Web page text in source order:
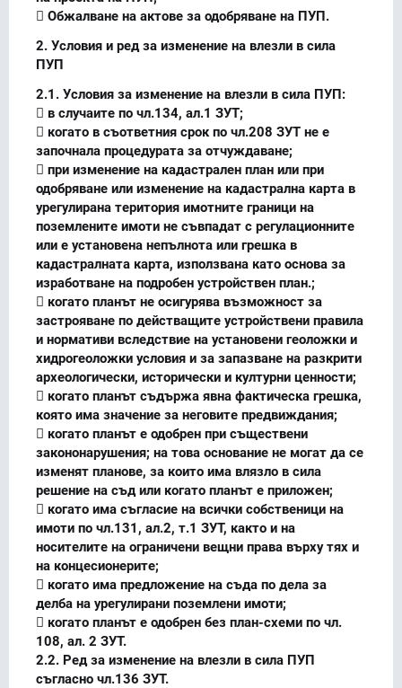
 Обжалване на актове за одобряване на ПУП.
2. Условия и ред за изменение на влезли в сила
ПУП
2.1. Условия за изменение на влезли в сила ПУП:
 в случаите по чл.134, ал.1 ЗУТ;
 когато в съответния срок по чл.208 ЗУТ не е
започнала процедурата за отчуждаване;
 при изменение на кадастрален план или при
одобряване или изменение на кадастрална карта в
урегулирана територия имотните граници на
поземлените имоти не съвпадат с регулационните
или е установена непълнота или грешка в
кадастралната карта, използвана като основа за
изработване на подробен устройствен план.;
 когато планът не осигурява възможност за
застрояване по действащите устройствени правила
и нормативи вследствие на установени геоложки и
хидрогеоложки условия и за запазване на разкрити
археологически, исторически и културни ценности;
 когато планът съдържа явна фактическа грешка,
която има значение за неговите предвиждания;
 когато планът е одобрен при съществени
закононарушения; на това основание не могат да се
изменят планове, за които има влязло в сила
решение на съд или когато планът е приложен;
 когато има съгласие на всички собственици на
имоти по чл.131, ал.2, т.1 ЗУТ, както и на
носителите на ограничени вещни права върху тях и
на концесионерите;
 когато има предложение на съда по дела за
делба на урегулирани поземлени имоти;
 когато планът е одобрен без план-схеми по чл.
108, ал. 2 ЗУТ.
2.2. Ред за изменение на влезли в сила ПУП
съгласно чл.136 ЗУТ.